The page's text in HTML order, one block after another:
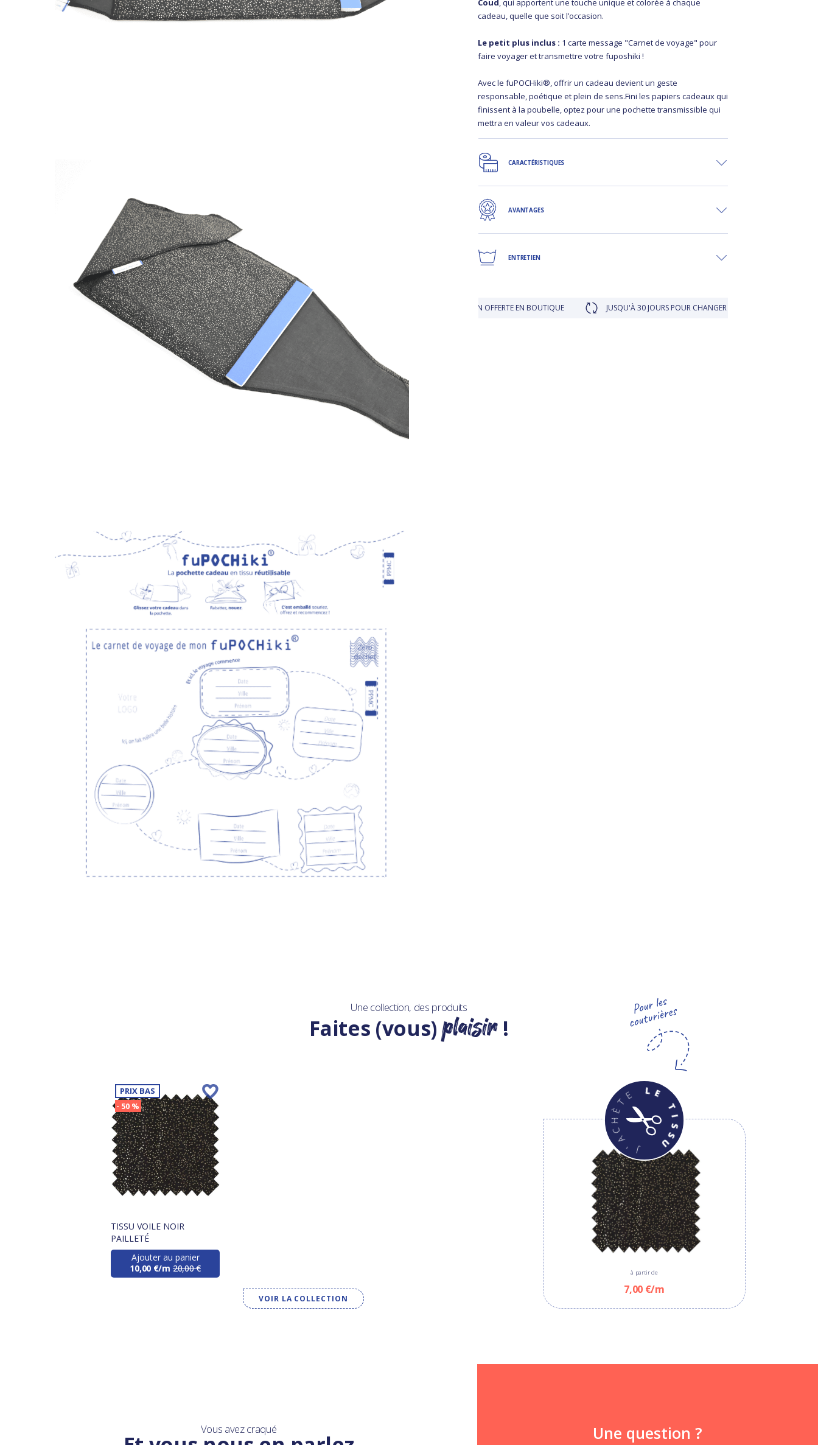
Coud, qui apportent une touche unique et colorée à chaque
cadeau, quelle que soit l’occasion.
Le petit plus inclus : 1 carte message "Carnet de voyage" pour
faire voyager et transmettre votre fuposhiki !
Avec le fuPOCHiki®, offrir un cadeau devient un geste
responsable, poétique et plein de sens.Fini les papiers cadeaux qui
finissent à la poubelle, optez pour une pochette transmissible qui
mettra en valeur vos cadeaux.
CARACTÉRISTIQUES
AVANTAGES
ENTRETIEN
LIVRAISON OFFERTE EN BOUTIQUE JUSQU'À 30 JOURS POUR CHANGER D'AVIS
Une collection, des produits
Faites (vous)plaisir!
PRIX BAS
- 50 %
TISSU VOILE NOIR
PAILLETÉ
Ajouter au panier
10,00 €/m 20,00 €
VOIR LA COLLECTION
à partir de
7,00 €/m
Vous avez craqué Une question ?